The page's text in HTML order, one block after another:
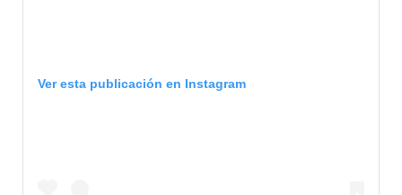
Ver esta publicación en Instagram